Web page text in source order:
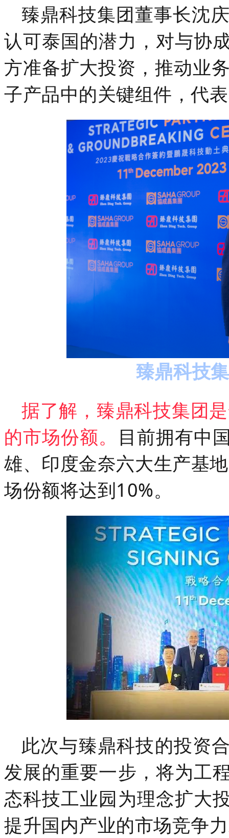
臻鼎科技集团董事长沈
认可泰国的潜力，对与协
方准备扩大投资，推动业
子产品中的关键组件，代
臻鼎科技
据了解， 臻鼎科技集团是
的市场份额。
目前拥有中
雄、印度金奈六大生产基
场份额将达到10%。
此次与臻鼎科技的投资
发展的重要一步，将为工
态科技工业园为理念扩大
提升国内产业的市场竞争